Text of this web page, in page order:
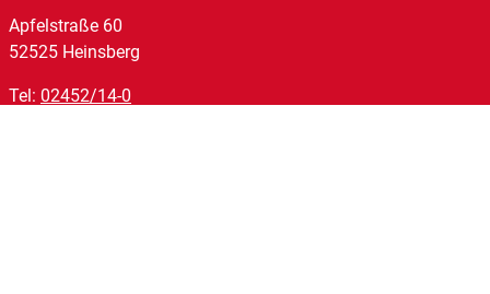
Apfelstraße 60
52525 Heinsberg
Tel: 02452/14-0